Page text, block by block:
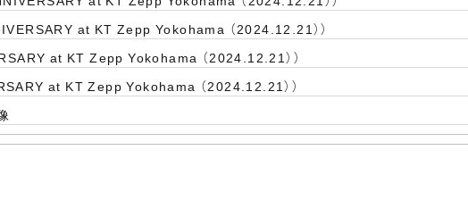
at KT Zepp Yokohama （2024.12.21））
at KT Zepp Yokohama （2024.12.21））
at KT Zepp Yokohama （2024.12.21））